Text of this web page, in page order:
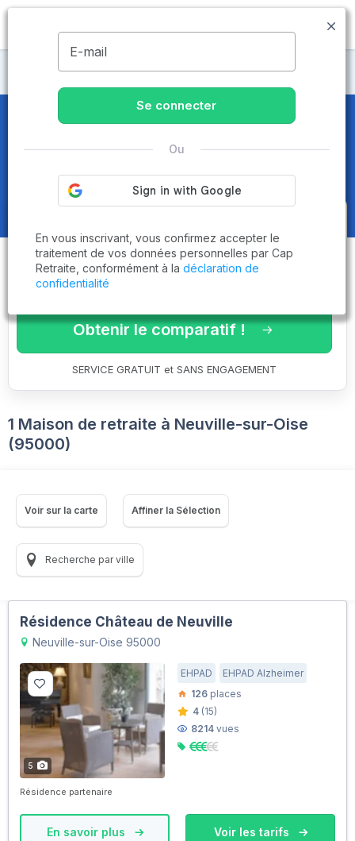
MENU
Maisons de retraite Val-d'Oise
Maisons de retraite et EHPAD
Neuville-sur-Oise (95000)
Obtenez le
comparatif des
établissementsadaptés à vos
critères en 3 minutes !
Obtenir le comparatif !
SERVICE GRATUIT et SANS ENGAGEMENT
1 Maison de retraite à Neuville-sur-Oise
(95000)
Voir sur la carte Affiner la Sélection
Recherche par ville
Résidence Château de Neuville
Neuville-sur-Oise 95000
5
EHPAD
EHPAD Alzheimer
126 places
4 (15)
8214 vues
Résidence partenaire
En savoir plus Voir les tarifs
E-mail
Se connecter
Ou
En vous inscrivant, vous confirmez accepter le
traitement de vos données personnelles par Cap
Retraite, conformément à la déclaration de
confidentialité